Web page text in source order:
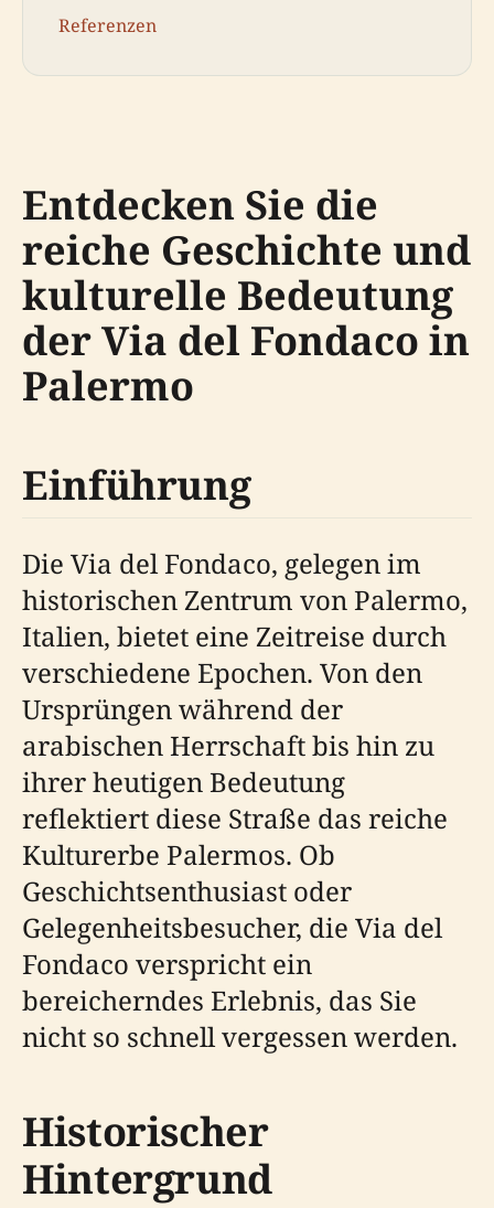
Referenzen
Entdecken Sie die
reiche Geschichte und
kulturelle Bedeutung
der Via del Fondaco in
Palermo
Einführung
Die Via del Fondaco, gelegen im
historischen Zentrum von Palermo,
Italien, bietet eine Zeitreise durch
verschiedene Epochen. Von den
Ursprüngen während der
arabischen Herrschaft bis hin zu
ihrer heutigen Bedeutung
reflektiert diese Straße das reiche
Kulturerbe Palermos. Ob
Geschichtsenthusiast oder
Gelegenheitsbesucher, die Via del
Fondaco verspricht ein
bereicherndes Erlebnis, das Sie
nicht so schnell vergessen werden.
Historischer
Hintergrund